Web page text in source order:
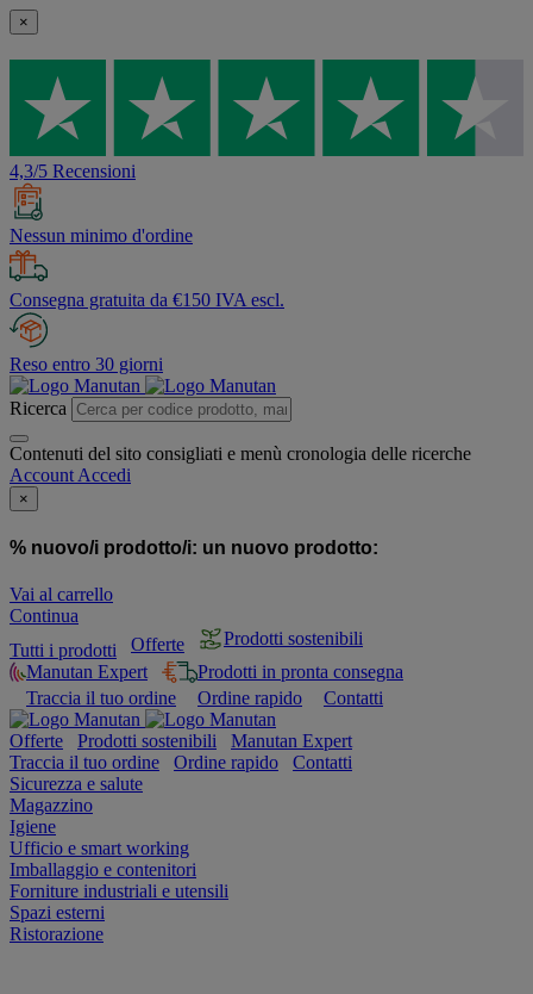
×
4,3/5 Recensioni
Nessun minimo d'ordine
Consegna gratuita da €150 IVA escl.
Reso entro 30 giorni
Ricerca
Contenuti del sito consigliati e menù cronologia delle ricerche
Account Accedi
×
% nuovo/i prodotto/i: un nuovo prodotto:
Vai al carrello
Continua
Tutti i prodotti
Offerte
Prodotti sostenibili
Manutan Expert
Prodotti in pronta consegna
Traccia il tuo ordine
Ordine rapido Contatti
Offerte Prodotti sostenibili
Manutan Expert
Traccia il tuo ordine
Ordine rapido
Contatti
Sicurezza e salute
Magazzino
Igiene
Ufficio e smart working
Imballaggio e contenitori
Forniture industriali e utensili
Spazi esterni
Ristorazione